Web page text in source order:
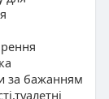
за бажанням